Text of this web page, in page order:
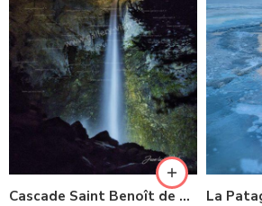
Cascade Saint Benoît de nuit- Avrieux N°424